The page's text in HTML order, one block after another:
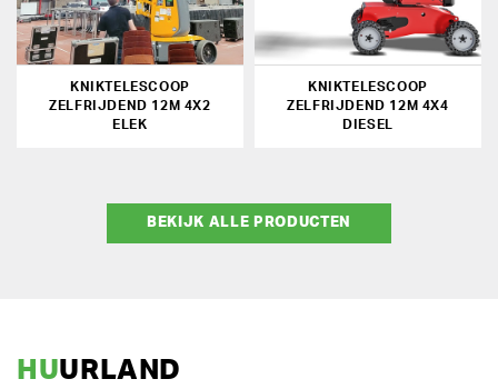
KNIKTELESCOOP
ZELFRIJDEND 12M 4X2
ELEK
KNIKTELESCOOP
ZELFRIJDEND 12M 4X4
DIESEL
BEKIJK ALLE PRODUCTEN
HUURLAND